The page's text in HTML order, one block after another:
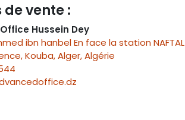
vente :
Hussein Dey
ibn hanbel En face la station NAFTAL
Kouba, Alger, Algérie